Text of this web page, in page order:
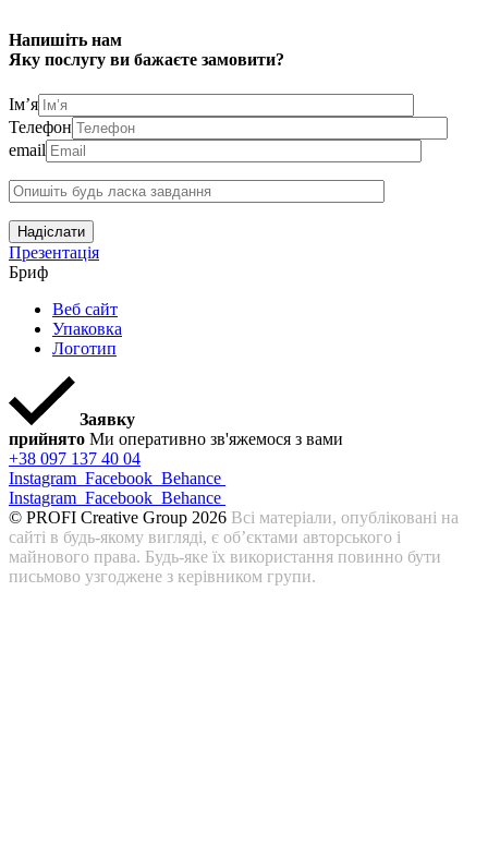
Напишіть нам
Яку послугу ви бажаєте замовити?
Ім’я
Телефон
email
Надіслати
Презентація
Бриф
Веб сайт
Упаковка
Логотип
Заявку
прийнято Ми оперативно зв'яжемося з вами
+38 097 137 40 04
Instagram Facebook Behance
Instagram Facebook Behance
© PROFI Creative Group 2026 Всі матеріали, опубліковані на
сайті в будь-якому вигляді, є об’єктами авторського і
майнового права. Будь-яке їх використання повинно бути
письмово узгоджене з керівником групи.